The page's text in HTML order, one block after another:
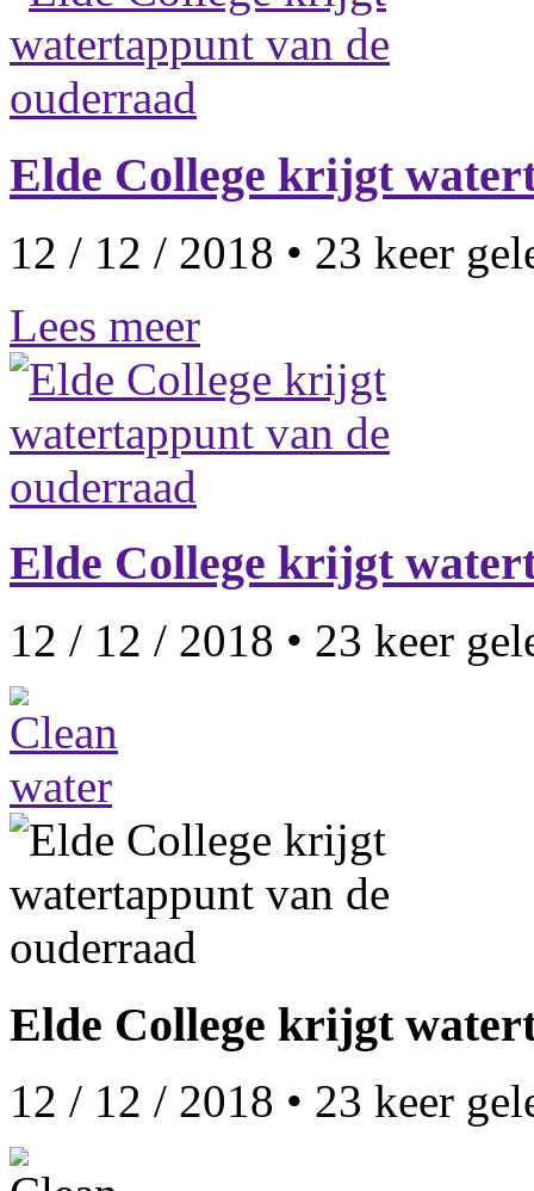
Elde College krijgt
12 / 12 / 2018 • 23 keer
Lees meer
Elde College krijgt
12 / 12 / 2018 • 23 keer
Elde College krijgt
12 / 12 / 2018 • 23 keer